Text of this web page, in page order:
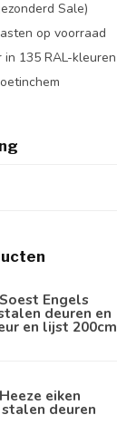
Sale)
op voorraad
135 RAL-kleuren
Engels
deuren en
en lijst 200cm
eiken
deuren